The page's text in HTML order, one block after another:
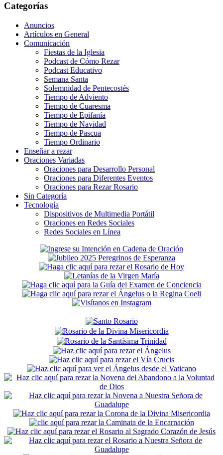
Categorías
Anuncios
Artículos en General
Comunicación
Fiestas de la Iglesia
Podcast de Cómo Rezar
Podcast Educativo
Semana Santa
Solemnidad de Pentecostés
Tiempo de Adviento
Tiempo de Cuaresma
Tiempo de Epifanía
Tiempo de Navidad
Tiempo de Pascua
Tiempo Ordinario
Enseñar a rezar
Oraciones Variadas
Oraciones para Desarrollo Personal
Oraciones para Diferentes Eventos
Oraciones para Rezar Rosario
Sin Categoría
Tecnología
Dispositivos de Multimedia Portátil
Oraciones en Redes Sociales
Redes Sociales en Línea
Secondary
Sidebar